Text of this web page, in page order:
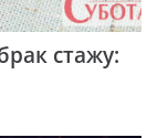
стажу: